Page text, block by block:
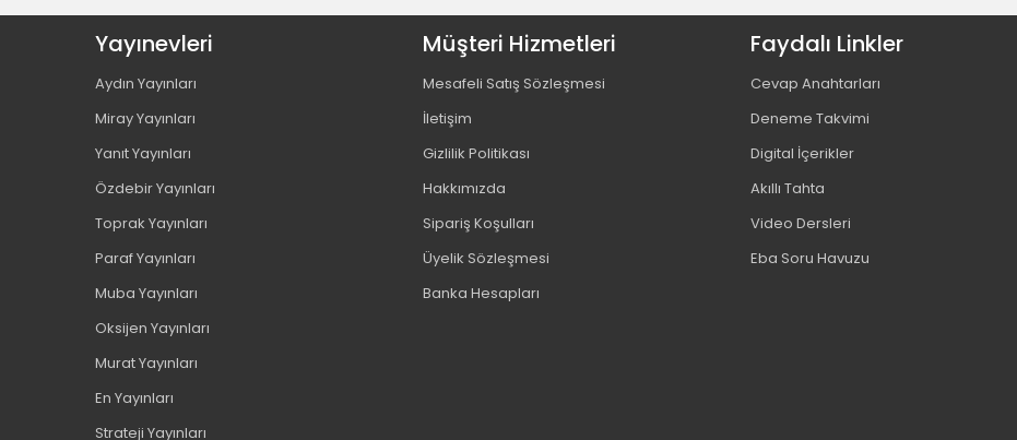
Bic (9)
Bion (2)
Bizim Kupa Yayınları (2)
Blok Test Yayınları (1)
Borealis Yayıncılık (12)
Brons (72)
Cassa (11)
Cem (2)
Comix (1)
Craft And Arts (2)
Yayınevleri
Aydın Yayınları
Miray Yayınları
Yanıt Yayınları
Özdebir Yayınları
Toprak Yayınları
Paraf Yayınları
Muba Yayınları
Oksijen Yayınları
Murat Yayınları
En Yayınları
Strateji Yayınları
Müşteri Hizmetleri
Mesafeli Satış Sözleşmesi
İletişim
Gizlilik Politikası
Hakkımızda
Sipariş Koşulları
Üyelik Sözleşmesi
Banka Hesapları
Faydalı Linkler
Cevap Anahtarları
Deneme Takvimi
Digital İçerikler
Akıllı Tahta
Video Dersleri
Eba Soru Havuzu